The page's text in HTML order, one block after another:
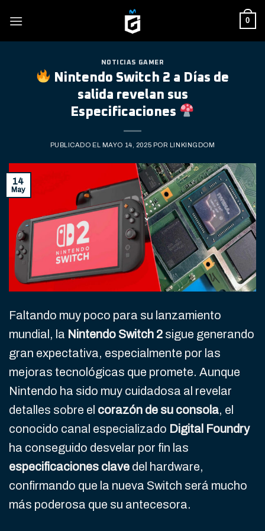
0
NOTICIAS GAMER
Nintendo Switch 2 a Días de
salida revelan sus
Especificaciones
PUBLICADO EL MAYO 14, 2025 POR LINKINGDOM
14
May
Faltando muy poco para su lanzamiento
mundial, la Nintendo Switch 2 sigue generando
gran expectativa, especialmente por las
mejoras tecnológicas que promete. Aunque
Nintendo ha sido muy cuidadosa al revelar
detalles sobre el corazón de su consola, el
conocido canal especializado Digital Foundry
ha conseguido desvelar por fin las
especificaciones clave del hardware,
confirmando que la nueva Switch será mucho
más poderosa que su antecesora.